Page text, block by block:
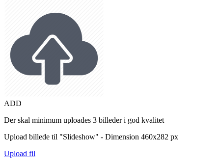
ADD
Der skal minimum uploades 3 billeder i god kvalitet
Upload billede til "Slideshow" - Dimension 460x282 px
Upload fil